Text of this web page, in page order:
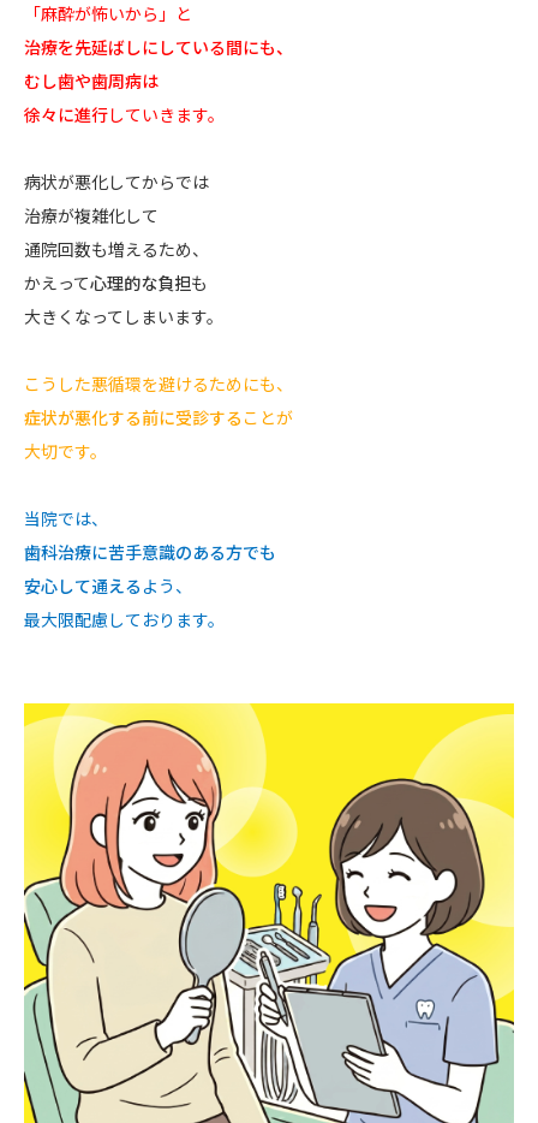
「麻酔が怖いから」と
治療を先延ばしにしている間にも、
むし歯や歯周病は
徐々に進行していきます。
病状が悪化してからでは
治療が複雑化して
通院回数も増えるため、
かえって心理的な負担も
大きくなってしまいます。
こうした悪循環を避けるためにも、
症状が悪化する前に受診する ことが
大切です。
当院では、
歯科治療に苦手意識のある方でも
安心して通える よう、
最大限配慮しております。